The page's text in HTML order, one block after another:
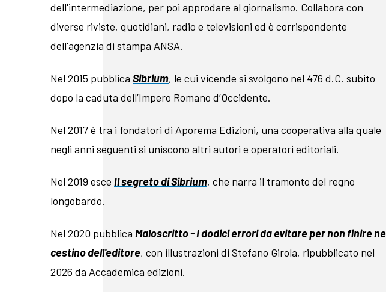
dell'intermediazione, per poi approdare al giornalismo. Collabora con
diverse riviste, quotidiani, radio e televisioni ed è corrispondente
dell'agenzia di stampa ANSA.
Nel 2015 pubblica Sibrium, le cui vicende si svolgono nel 476 d.C. subito
dopo la caduta dell’Impero Romano d’Occidente.
Nel 2017 è tra i fondatori di Aporema Edizioni, una cooperativa alla quale
negli anni seguenti si uniscono altri autori e operatori editoriali.
Nel 2019 esce Il segreto di Sibrium, che narra il tramonto del regno
longobardo.
Nel 2020 pubblica Maloscritto - I dodici errori da evitare per non finire
cestino dell'editore, con illustrazioni di Stefano Girola, ripubblicato nel
2026 da Accademica edizioni.